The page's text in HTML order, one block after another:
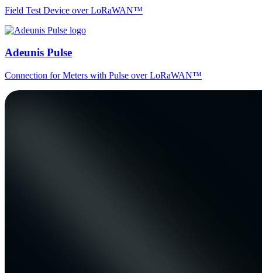
Field Test Device over LoRaWAN™
Adeunis Pulse
Connection for Meters with Pulse over LoRaWAN™